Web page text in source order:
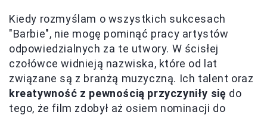
Kiedy rozmyślam o wszystkich sukcesach
"Barbie", nie mogę pominąć pracy artystów
odpowiedzialnych za te utwory. W ścisłej
czołówce widnieją nazwiska, które od lat
związane są z branżą muzyczną. Ich talent oraz
kreatywność z pewnością przyczyniły się do
tego, że film zdobył aż osiem nominacji do